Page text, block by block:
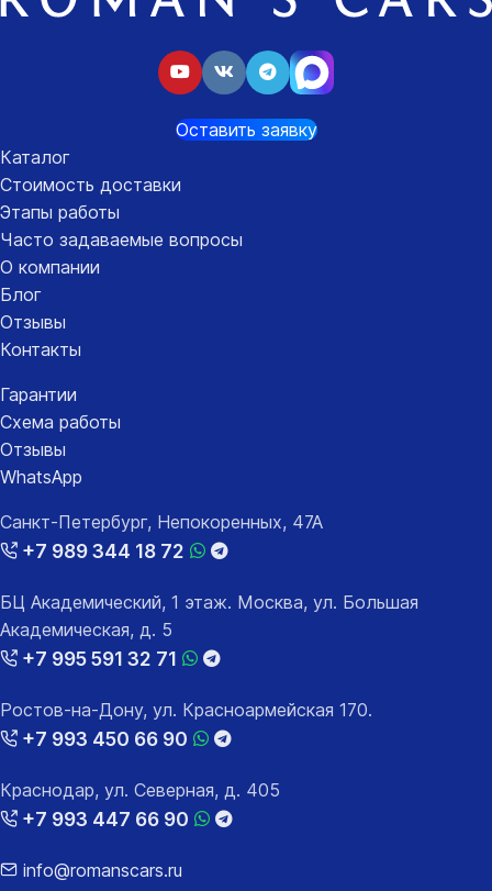
Оставить заявку
Каталог
Стоимость доставки
Этапы работы
Часто задаваемые вопросы
О компании
Блог
Отзывы
Контакты
Гарантии
Схема работы
Отзывы
WhatsApp
Санкт-Петербург, Непокоренных, 47А
+7 989 344 18 72
БЦ Академический, 1 этаж. Москва, ул. Большая
Академическая, д. 5
+7 995 591 32 71
Ростов-на-Дону, ул. Красноармейская 170.
+7 993 450 66 90
Краснодар, ул. Северная, д. 405
+7 993 447 66 90
info@romanscars.ru